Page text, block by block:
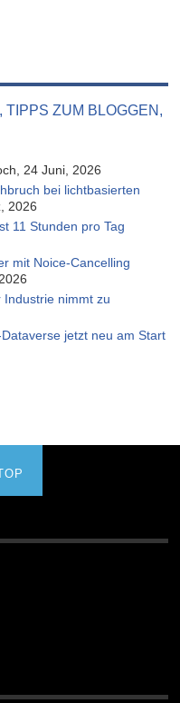
ZUM BLOGGEN,
24 Juni, 2026
bei lichtbasierten
2026
11 Stunden pro Tag
mit Noice-Cancelling
nimmt zu
jetzt neu am Start